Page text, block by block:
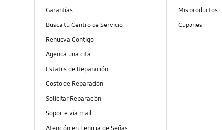
Garantías
Busca tu Centro de Servicio
Renueva Contigo
Agenda una cita
Estatus de Reparación
Costo de Reparación
Solicitar Reparación
Soporte vía mail
Atención en Lengua de Señas
Mis productos
Cupones